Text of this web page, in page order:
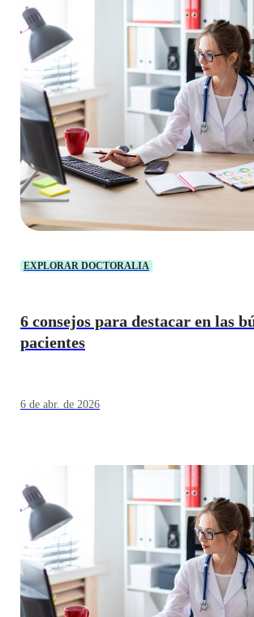
EXPLORAR DOCTORALIA
6 consejos para destacar en las
pacientes
6 de abr. de 2026